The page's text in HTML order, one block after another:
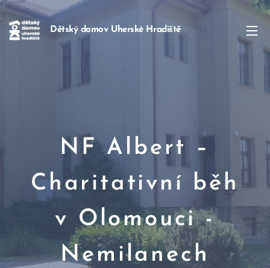
Dětský domov Uherské Hradiště
NF Albert –
Charitativní běh
v Olomouci -
Nemilanech